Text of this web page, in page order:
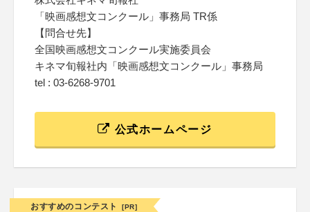
「映画感想文コンクール」事務局 TR係
【問合せ先】
全国映画感想文コンクール実施委員会
キネマ旬報社内「映画感想文コンクール」事務局
tel : 03-6268-9701
公式ホームページ
おすすめのコンテスト [PR]